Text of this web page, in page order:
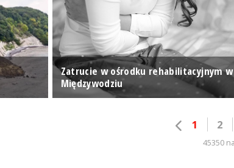
Zatrucie w ośrodku rehabilitacyjnym w
Międzywodziu
1 2
45350